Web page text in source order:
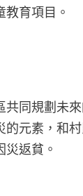
育項目。
同規劃未
元素，和
返貧。